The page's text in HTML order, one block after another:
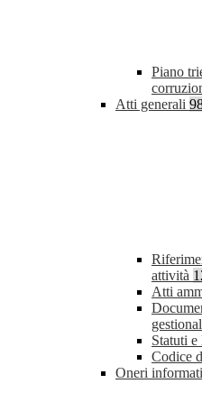
Piano
Atti generali
attività
Atti
Statuti
Codice
Oneri